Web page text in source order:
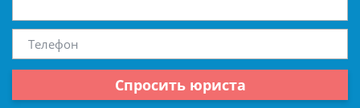
Спросить юриста